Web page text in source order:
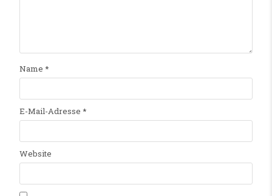
Name *
E-Mail-Adresse *
Website